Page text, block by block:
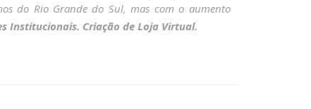
do Rio Grande do Sul, mas com o aumento
Institucionais. Criação de Loja Virtual.